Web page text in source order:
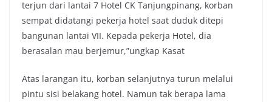
terjun dari lantai 7 Hotel CK Tanjungpinang, korban
sempat didatangi pekerja hotel saat duduk ditepi
bangunan lantai VII. Kepada pekerja Hotel, dia
berasalan mau berjemur,”ungkap Kasat
Atas larangan itu, korban selanjutnya turun melalui
pintu sisi belakang hotel. Namun tak berapa lama